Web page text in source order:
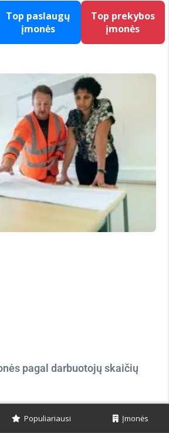
Top paslaugų
įmonės
Top prekybos
įmonės
pagal darbuotojų skaičių
Populiariausi Įmonės